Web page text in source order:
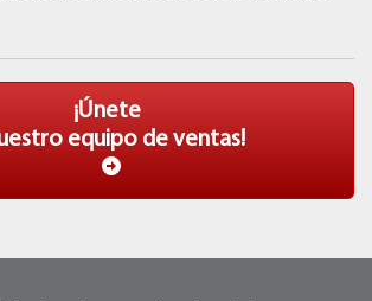
¡Únete
equipo de ventas!